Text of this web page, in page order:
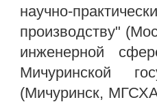
научно-
производству"
инженерной
Мичуринской
(Мичуринск, МГСХА,